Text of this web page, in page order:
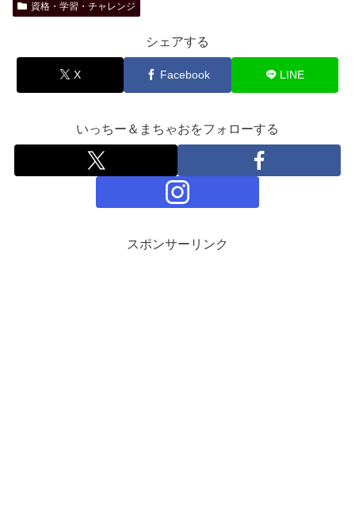
資格・学習・チャレンジ
シェアする
X Facebook LINE
いっちー＆まちゃおをフォローする
スポンサーリンク